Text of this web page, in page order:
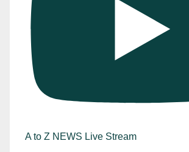
A to Z NEWS Live Stream